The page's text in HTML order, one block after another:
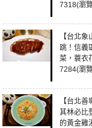
7318(瀏
【台北
跳！信義
菜，蓑衣
7284(瀏
【台北
其林必比
的黃金雞